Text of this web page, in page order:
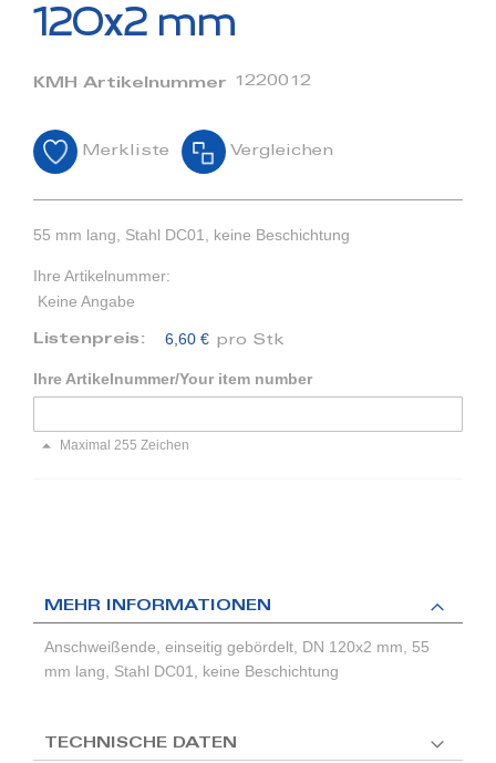
springen
120x2 mm
KMH Artikelnummer 1220012
Merkliste Vergleichen
55 mm lang, Stahl DC01, keine Beschichtung
Ihre Artikelnummer:
Keine Angabe
Listenpreis: 6,60 € pro Stk
Ihre Artikelnummer/Your item number
Maximal 255 Zeichen
MEHR INFORMATIONEN
Anschweißende, einseitig gebördelt, DN 120x2 mm, 55
mm lang, Stahl DC01, keine Beschichtung
TECHNISCHE DATEN